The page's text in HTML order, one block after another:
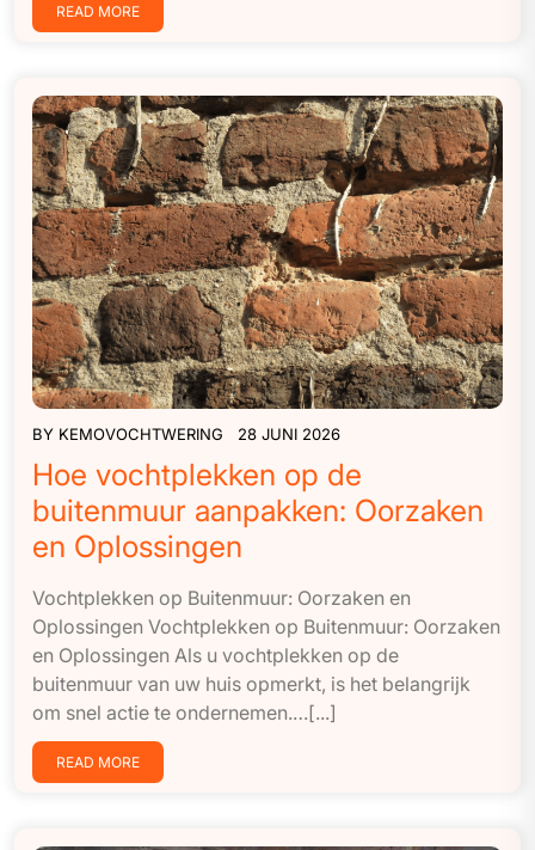
READ MORE
BY KEMOVOCHTWERING 28 JUNI 2026
Hoe vochtplekken op de
buitenmuur aanpakken: Oorzaken
en Oplossingen
Vochtplekken op Buitenmuur: Oorzaken en
Oplossingen Vochtplekken op Buitenmuur: Oorzaken
en Oplossingen Als u vochtplekken op de
buitenmuur van uw huis opmerkt, is het belangrijk
om snel actie te ondernemen.…[...]
READ MORE